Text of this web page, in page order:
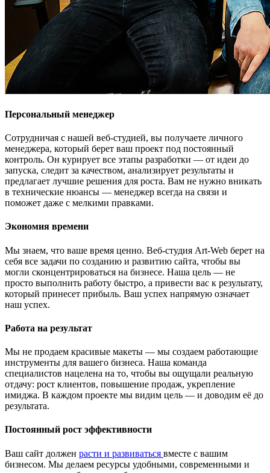
Персональный менеджер
Сотрудничая с нашей веб-студией, вы получаете личного
менеджера, который берет ваш проект под постоянный
контроль. Он курирует все этапы разработки — от идеи до
запуска, следит за качеством, анализирует результаты и
предлагает лучшие решения для роста. Вам не нужно вникать
в технические нюансы — менеджер всегда на связи и
поможет даже с мелкими правками.
Экономия времени
Мы знаем, что ваше время ценно. Веб-студия Art-Web берет на
себя все задачи по созданию и развитию сайта, чтобы вы
могли сконцентрироваться на бизнесе. Наша цель — не
просто выполнить работу быстро, а привести вас к результату,
который принесет прибыль. Ваш успех напрямую означает
наш успех.
Работа на результат
Мы не продаем красивые макеты — мы создаем работающие
инструменты для вашего бизнеса. Наша команда
специалистов нацелена на то, чтобы вы ощущали реальную
отдачу: рост клиентов, повышение продаж, укрепление
имиджа. В каждом проекте мы видим цель — и доводим её до
результата.
Постоянный рост эффективности
Ваш сайт должен расти и развиваться вместе с вашим
бизнесом. Мы делаем ресурсы удобными, современными и